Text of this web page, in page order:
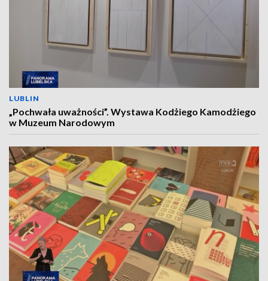
LUBLIN
„Pochwała uważności”. Wystawa Kodżiego Kamodżiego
w Muzeum Narodowym